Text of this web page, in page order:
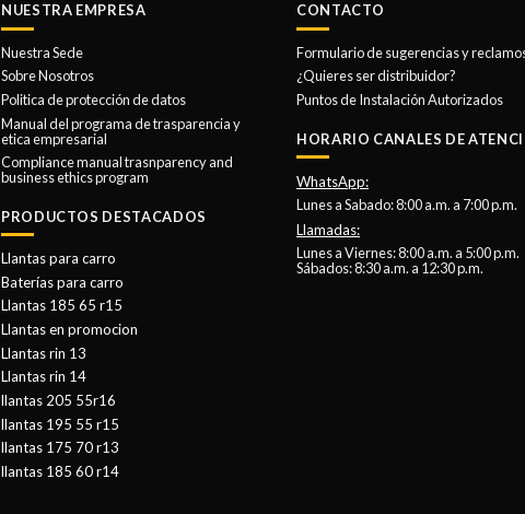
NUESTRA EMPRESA
Nuestra Sede
Sobre Nosotros
Politica de protección de datos
Manual del programa de trasparencia y
etica empresarial
Compliance manual trasnparency and
business ethics program
PRODUCTOS DESTACADOS
Llantas para carro
Baterías para carro
Llantas 185 65 r15
Llantas en promocion
Llantas rin 13
Llantas rin 14
llantas 205 55r16
llantas 195 55 r15
llantas 175 70 r13
llantas 185 60 r14
CONTACTO
Formulario de sugerencias y
¿Quieres ser distribuidor?
Puntos de Instalación Autorizados
HORARIO CANALES DE
WhatsApp:
Lunes a Sabado: 8:00 a.m. a 7:00 p.m.
Llamadas:
Lunes a Viernes: 8:00 a.m. a 5:00 p.m.
Sábados: 8:30 a.m. a 12:30 p.m.